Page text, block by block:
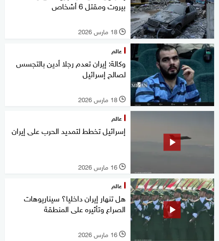
بيروت ومقتل 6 أشخاص
l 18 مارس 2026
عالم
وكالة: إيران تعدم رجلا أدين بالتجسس
لصالح إسرائيل
l 18 مارس 2026
عالم
إسرائيل تخطط لتمديد الحرب على إيران
l 16 مارس 2026
عالم
هل تنهار إيران داخليا؟ سيناريوهات
الصراع وتأثيره على المنطقة
l 16 مارس 2026